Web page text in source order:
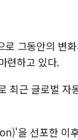
로 그동안의 변
련하고 있다.
최근 글로벌 자
을 선포한 이